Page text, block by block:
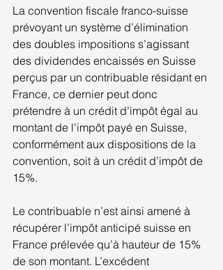
La convention fiscale franco-suisse
prévoyant un système d’élimination
des doubles impositions s’agissant
des dividendes encaissés en Suisse
perçus par un contribuable résidant en
France, ce dernier peut donc
prétendre à un crédit d’impôt égal au
montant de l'impôt payé en Suisse,
conformément aux dispositions de la
convention, soit à un crédit d’impôt de
15%.
Le contribuable n’est ainsi amené à
récupérer l’impôt anticipé suisse en
France prélevée qu’à hauteur de 15%
de son montant. L’excédent